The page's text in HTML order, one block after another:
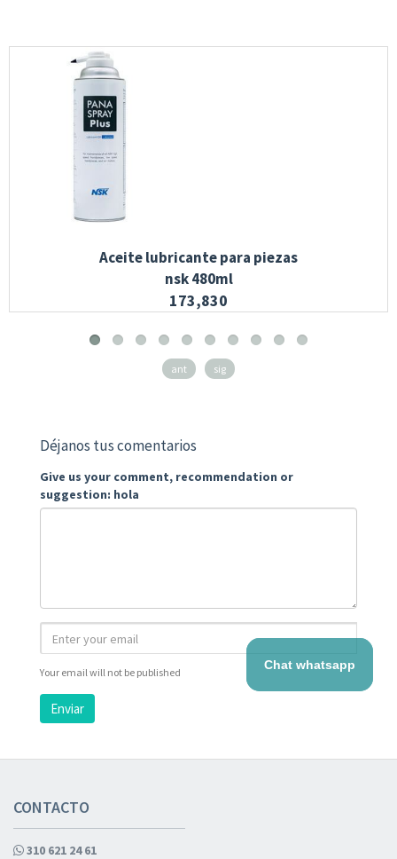
Aceite lubricante para piezas
nsk 480ml
173,830
ant sig
Déjanos tus comentarios
Give us your comment, recommendation or
suggestion: hola
Your email will not be published
Enviar
CONTACTO
310 621 24 61
Chat whatsapp